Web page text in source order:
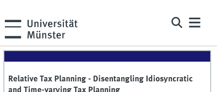
Relative Tax Planning - Disentangling Idiosyncratic